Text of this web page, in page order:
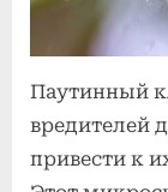
Паутинный
вредителей
привести к